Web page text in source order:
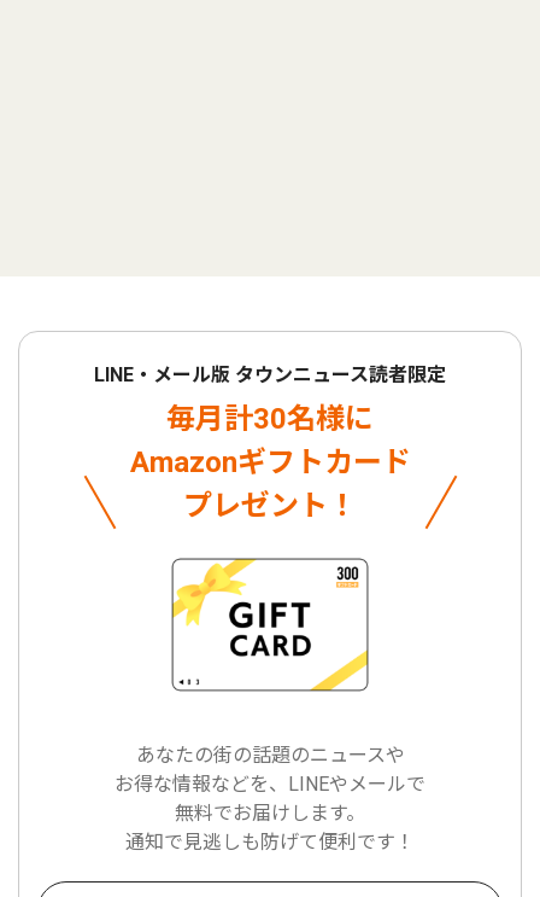
LINE・メール版 タウンニュース読者限定
毎月計30名様に
Amazonギフトカード
プレゼント！
あなたの街の話題のニュースや
お得な情報などを、LINEやメールで
無料でお届けします。
通知で見逃しも防げて便利です！